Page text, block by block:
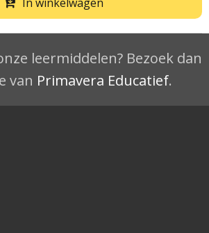
leermiddelen? Bezoek dan
van Primavera Educatief.